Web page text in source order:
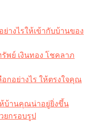
างไรให้เข้ากับบ้านของ
พย์ เงินทอง โชคลาภ
กอย่างไร ให้ตรงใจคุณ
ห้บ้านคุณน่าอยู่ยิ่งขึ้น
ยกรอบรูป